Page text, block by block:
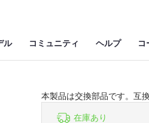
ル コミュニティ ヘルプ コ
本製品は交換部品です。互
在庫あり